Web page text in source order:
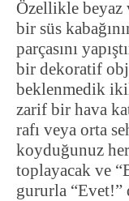
Özellikle beyaz
bir süs
parçasını
bir dekoratif
beklenmedik
zarif bir hava
rafı veya orta
koyduğunuz
toplayacak ve
gururla “Evet!”